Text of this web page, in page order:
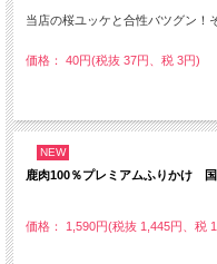
当店の桜ユッケと合性バツグン！
価格： 40円(税抜 37円、税 3円)
NEW
鹿肉100％プレミアムふりか
価格： 1,590円(税抜 1,445円、税